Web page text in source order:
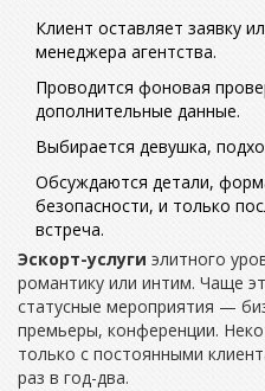
Клиент оставляет заявку
менеджера агентства.
Проводится фоновая
дополнительные данные.
Выбирается девушка,
Обсуждаются детали,
безопасности, и только
встреча.
Эскорт-услуги элитного
романтику или интим. Чаще
статусные мероприятия —
премьеры, конференции.
только с постоянными
раз в год-два.